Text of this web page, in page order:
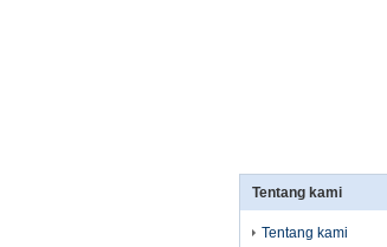
Tentang kami
Tentang kami